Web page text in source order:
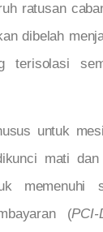
ratusan
dibelah
terisolasi
untuk
mati dan
memenuhi
(PCI-